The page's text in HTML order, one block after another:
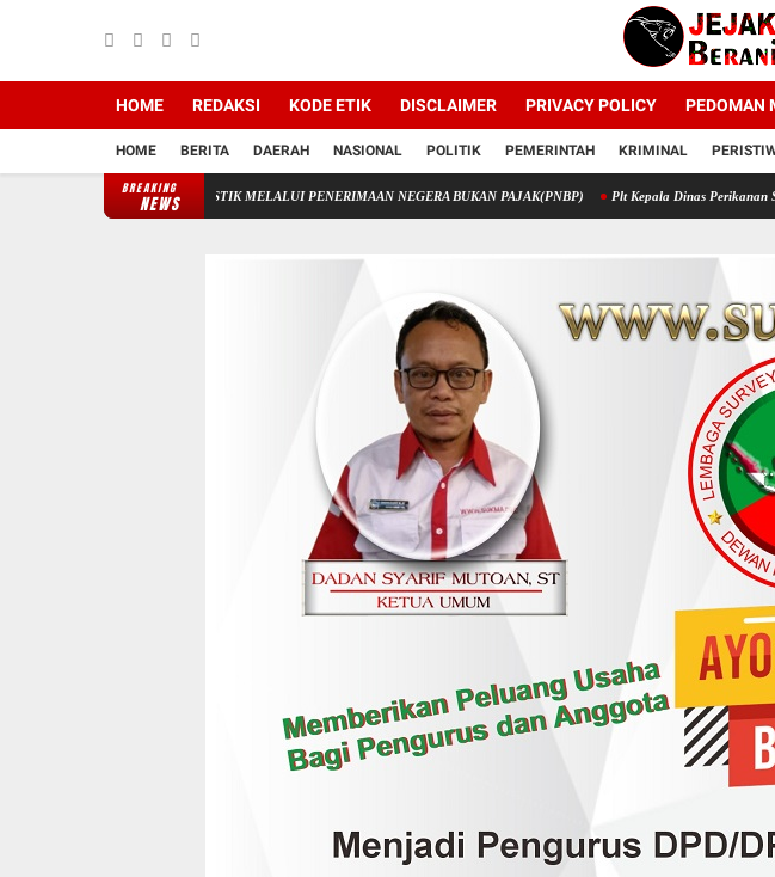
HOME REDAKSI KODE ETIK DISCLAIMER PRIVACY POLICY PEDOMAN
HOME BERITA DAERAH NASIONAL POLITIK PEMERINTAH KRIMINAL
BREAKING
NEWS
KEUANGAN STIK MELALUI PENERIMAAN NEGERA BUKAN PAJAK(PNBP) Plt Kepala Dinas Perikanan Saat dimintai